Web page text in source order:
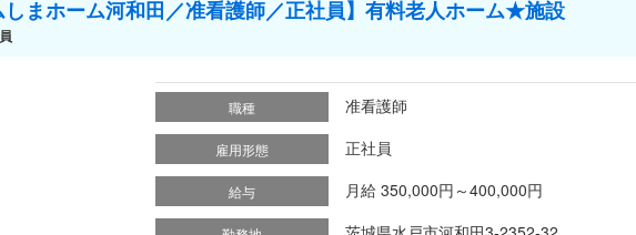
まホーム河和田／准看護師／正社員】有料老人ホーム★施設
職種 准看護師
雇用形態 正社員
給与 月給 350,000円～400,000円